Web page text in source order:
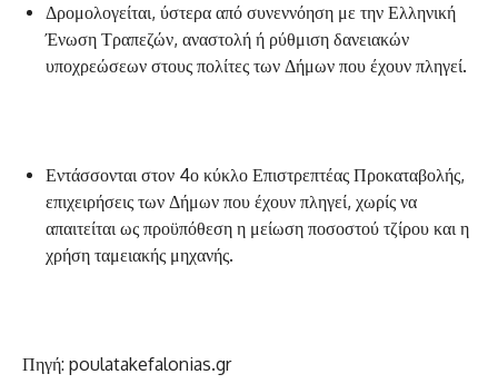
Δρομολογείται, ύστερα από συνεννόηση με την Ελληνική
Ένωση Τραπεζών, αναστολή ή ρύθμιση δανειακών
υποχρεώσεων στους πολίτες των Δήμων που έχουν πληγεί.
Εντάσσονται στον 4ο κύκλο Επιστρεπτέας Προκαταβολής,
επιχειρήσεις των Δήμων που έχουν πληγεί, χωρίς να
απαιτείται ως προϋπόθεση η μείωση ποσοστού τζίρου και η
χρήση ταμειακής μηχανής.
Πηγή: poulatakefalonias.gr